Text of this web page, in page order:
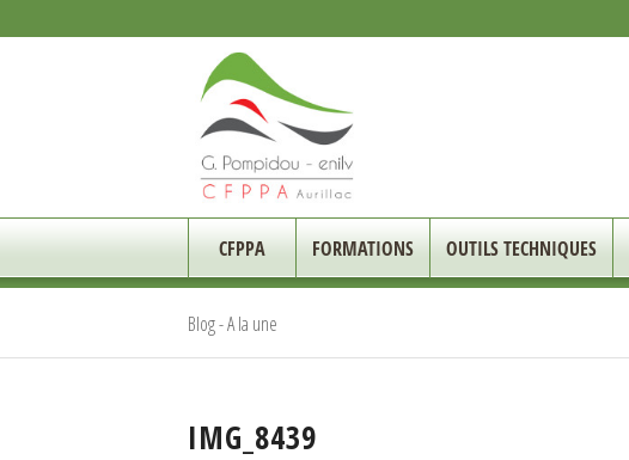
CFPPA FORMATIONS OUTILS TECHNIQUES
Blog - A la une
IMG_8439